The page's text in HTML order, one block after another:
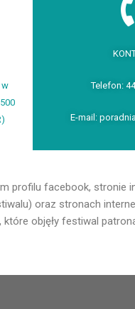
w
Telefon:
E-mail:
profilu facebook, stronie
oraz stronach
objęły festiwal